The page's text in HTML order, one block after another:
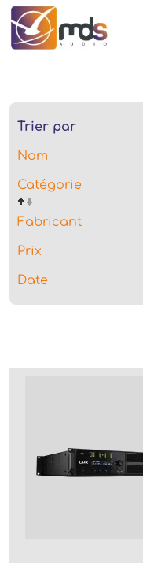
Trier par
Nom
Catégorie
Fabricant
Prix
Date